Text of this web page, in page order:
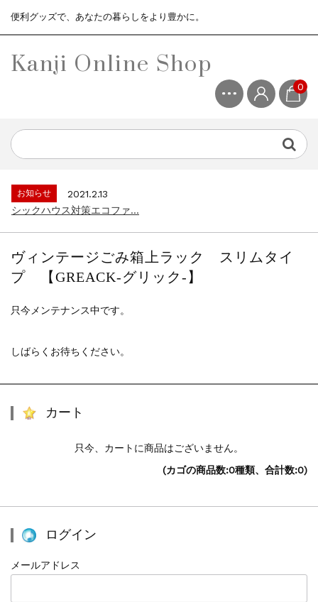
便利グッズで、あなたの暮らしをより豊かに。
Kanji Online Shop 0
シックハウス対策エコファ...
お知らせ
2021.4.13
お知らせ
2021.2.13
シックハウス対策エコファ...
お知らせ
2021.2.13
シックハウス対策エコファ...
ヴィンテージごみ箱上ラック スリムタイ
プ 【GREACK-グリック-】
只今メンテナンス中です。
しばらくお待ちください。
カート
只今、カートに商品はございません。
(カゴの商品数:0種類、合計数:0)
ログイン
メールアドレス